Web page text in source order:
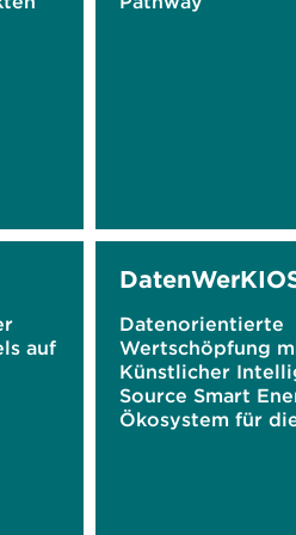
auf
Datenorientierte
Wertschöpfung
Künstlicher
Source Smart
Ökosystem für